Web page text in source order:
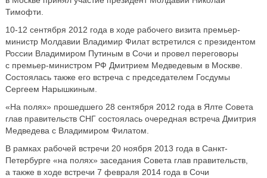
Тимофти.
10-12 сентября 2012 года в ходе рабочего визита премьер-
министр Молдавии Владимир Филат встретился с президентом
России Владимиром Путиным в Сочи и провел переговоры
с премьер-министром РФ Дмитрием Медведевым в Москве.
Состоялась также его встреча с председателем Госдумы
Сергеем Нарышкиным.
«На полях» прошедшего 28 сентября 2012 года в Ялте Совета
глав правительств СНГ состоялась очередная встреча Дмитрия
Медведева с Владимиром Филатом.
В рамках рабочей встречи 20 ноября 2013 года в Санкт-
Петербурге «на полях» заседания Совета глав правительств,
а также в ходе встречи 7 февраля 2014 года в Сочи